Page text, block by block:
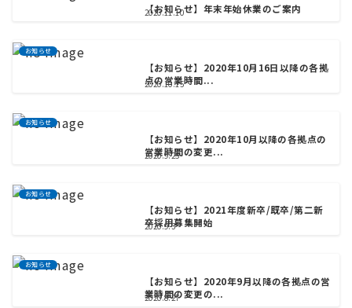
【お知らせ】年末年始休業のご案内
2020.11.10
お知らせ
【お知らせ】2020年10月16日以降の各拠
点の営業時間...
2020.10.15
お知らせ
【お知らせ】2020年10月以降の各拠点の
営業時間の変更...
2020.9.25
お知らせ
【お知らせ】2021年度新卒/既卒/第二新
卒採用募集開始
2020.9.3
お知らせ
【お知らせ】2020年9月以降の各拠点の営
業時間の変更の...
2020.8.27